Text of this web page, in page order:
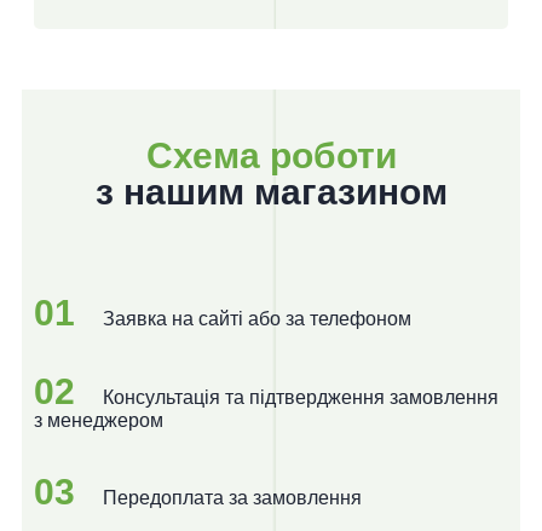
Схема роботи
з нашим магазином
01 Заявка на сайті або за телефоном
02
Консультація та підтвердження замовлення
з менеджером
03 Передоплата за замовлення